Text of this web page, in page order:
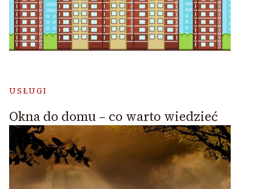
USŁUGI
Okna do domu – co warto wiedzieć